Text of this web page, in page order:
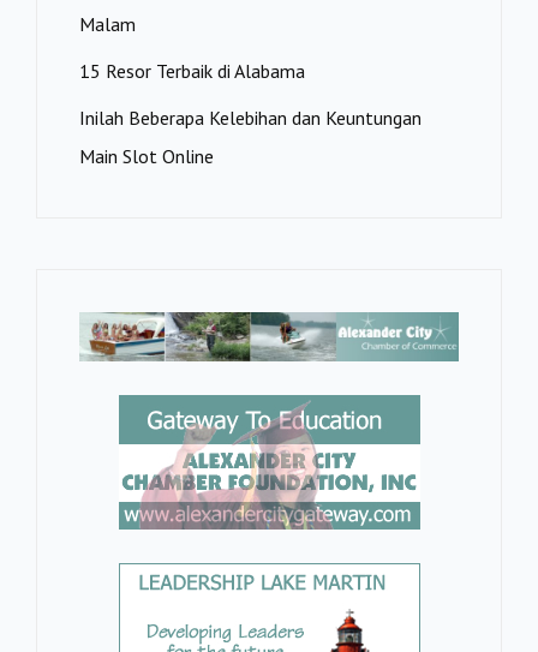
Malam
15 Resor Terbaik di Alabama
Inilah Beberapa Kelebihan dan Keuntungan
Main Slot Online